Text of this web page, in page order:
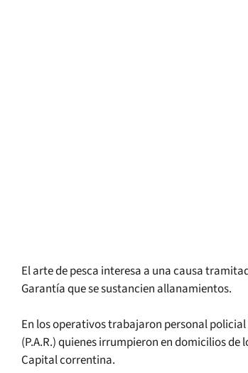
El arte de pesca interesa a una causa
Garantía que se sustancien allanamientos.
En los operativos trabajaron personal
(P.A.R.) quienes irrumpieron en domicilios
Capital correntina.